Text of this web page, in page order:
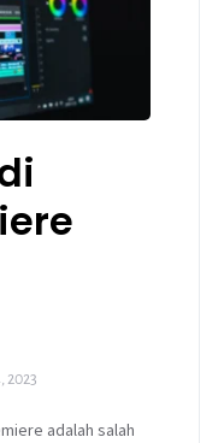
2023
adalah salah